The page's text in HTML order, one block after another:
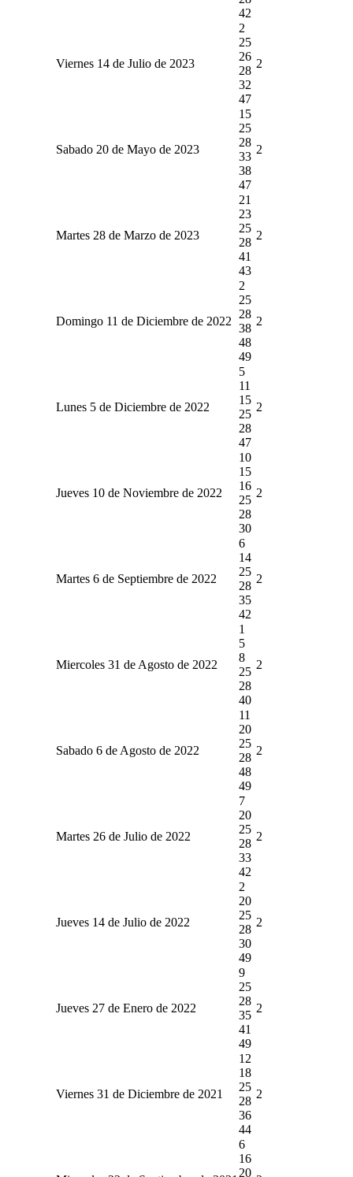
42
Viernes 14 de Julio de 2023
2
25
26
28
32
47
2
Sabado 20 de Mayo de 2023
15
25
28
33
38
47
2
Martes 28 de Marzo de 2023
21
23
25
28
41
43
2
Domingo 11 de Diciembre de 2022
2
25
28
38
48
49
2
Lunes 5 de Diciembre de 2022
5
11
15
25
28
47
2
Jueves 10 de Noviembre de 2022
10
15
16
25
28
30
2
Martes 6 de Septiembre de 2022
6
14
25
28
35
42
2
Miercoles 31 de Agosto de 2022
1
5
8
25
28
40
2
Sabado 6 de Agosto de 2022
11
20
25
28
48
49
2
Martes 26 de Julio de 2022
7
20
25
28
33
42
2
Jueves 14 de Julio de 2022
2
20
25
28
30
49
2
Jueves 27 de Enero de 2022
9
25
28
35
41
49
2
Viernes 31 de Diciembre de 2021
12
18
25
28
36
44
2
6
16
20